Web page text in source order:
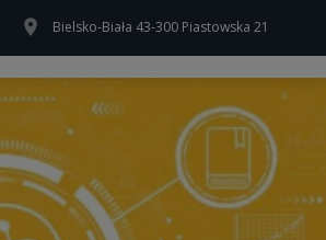
Bielsko-Biała 43-300 Piastowska 21